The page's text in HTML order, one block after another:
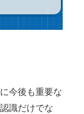
今後も重要な
識だけでな